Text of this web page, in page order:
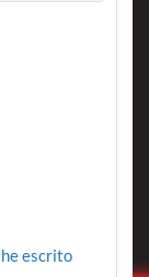
escrito